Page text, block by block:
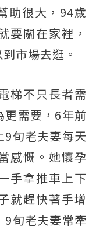
助很大，94歲
要關在家裡，
市場去逛。
梯不只長者需
更需要，6年前
旬老夫妻每天
感慨。她懷孕
手拿推車上下
就趕快著手增
9旬老夫妻常牽